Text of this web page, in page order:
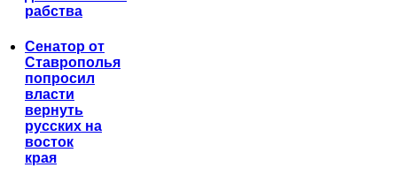
рабства
Сенатор от
Ставрополья
попросил
власти
вернуть
русских на
восток
края